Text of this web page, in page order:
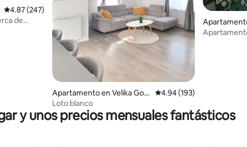
Calificación promedio: 4.87 de 5, 247 reseñas
4.87 (247)
de
Apartamento en Velika Gori
ca
Calificación promedio: 4.94
4.94 (193)
Loto blanco
y unos precios mensuales fantásticos